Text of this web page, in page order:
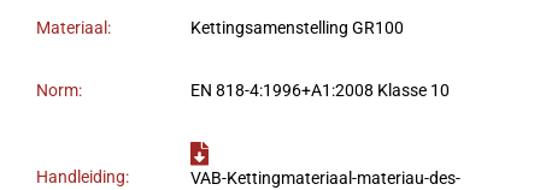
Materiaal: Kettingsamenstelling GR100
Norm: EN 818-4:1996+A1:2008 Klasse 10
Handleiding:
VAB-Kettingmateriaal-materiau-des-